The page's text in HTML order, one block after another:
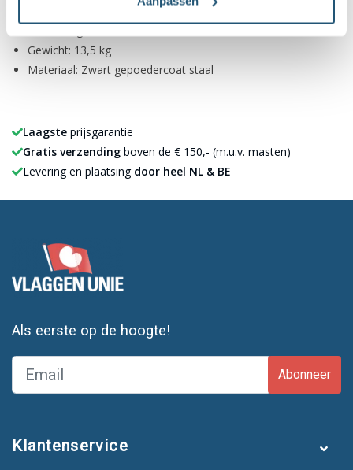
Gewicht: 13,5 kg
Materiaal: Zwart gepoedercoat staal
Laagste prijsgarantie
Gratis verzending boven de € 150,- (m.u.v. masten)
Levering en plaatsing door heel NL & BE
Als eerste op de hoogte!
Abonneer
Klantenservice